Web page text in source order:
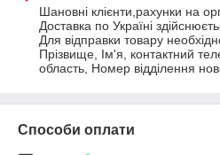
Шановні клієнти,рахунки на
Доставка по Україні
Для відправки товару
Прізвище, Ім'я, контактний
область, Номер відділення
Способи оплати